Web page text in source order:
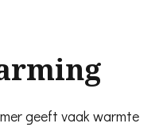
geeft vaak warmte